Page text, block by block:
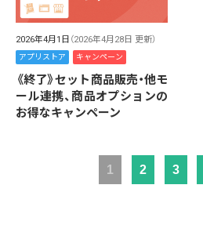
2026年4月1日 （2026年4月28日 更新）
アプリストア キャンペーン
《終了》セット商品販売・他モ
ール連携、商品オプションの
お得なキャンペーン
1 2 3